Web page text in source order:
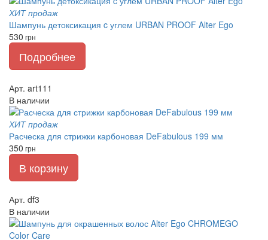
ХИТ продаж
Шампунь детоксикация c углем URBAN PROOF Alter Ego
530 грн
Подробнее
Арт. art111
В наличии
ХИТ продаж
Расческа для стрижки карбоновая DeFabulous 199 мм
350 грн
В корзину
Арт. df3
В наличии